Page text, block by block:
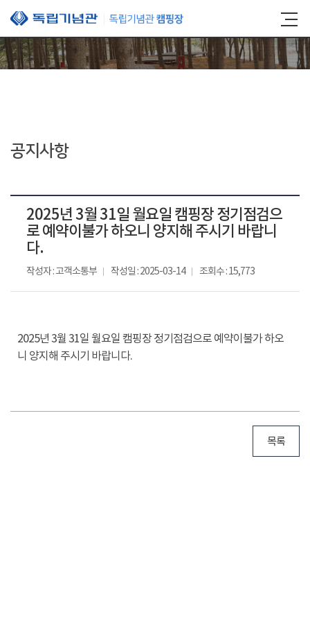
본문 바로가기
공지사항
2025년 3월 31일 월요일 캠핑장 정기점검으
로 예약이불가 하오니 양지해 주시기 바랍니
다.
작성자 : 고객소통부 작성일 : 2025-03-14 조회수 : 15,773
2025년 3월 31일 월요일 캠핑장 정기점검으로 예약이불가 하오
니 양지해 주시기 바랍니다.
목록